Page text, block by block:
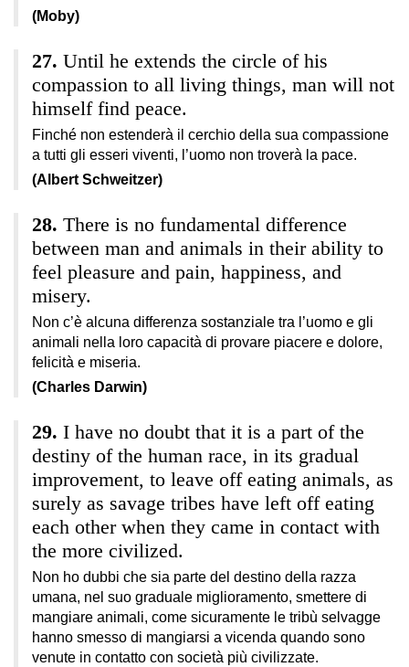
(Moby)
Until he extends the circle of his
compassion to all living things, man will not
himself find peace.
Finché non estenderà il cerchio della sua compassione
a tutti gli esseri viventi, l’uomo non troverà la pace.
(Albert Schweitzer)
There is no fundamental difference
between man and animals in their ability to
feel pleasure and pain, happiness, and
misery.
Non c’è alcuna differenza sostanziale tra l’uomo e gli
animali nella loro capacità di provare piacere e dolore,
felicità e miseria.
(Charles Darwin)
I have no doubt that it is a part of the
destiny of the human race, in its gradual
improvement, to leave off eating animals, as
surely as savage tribes have left off eating
each other when they came in contact with
the more civilized.
Non ho dubbi che sia parte del destino della razza
umana, nel suo graduale miglioramento, smettere di
mangiare animali, come sicuramente le tribù selvagge
hanno smesso di mangiarsi a vicenda quando sono
venute in contatto con società più civilizzate.